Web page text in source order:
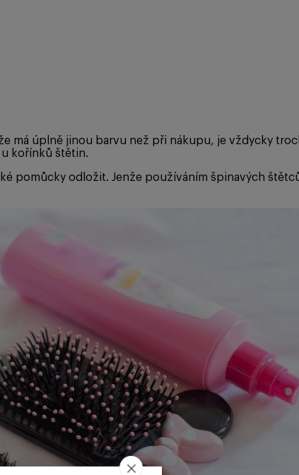
má úplně jinou barvu než při nákupu, je vždycky
u kořínků štětin.
pomůcky odložit. Jenže používáním špinavých